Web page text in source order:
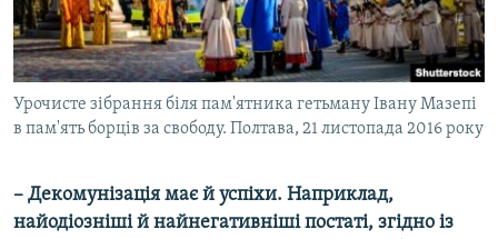
Урочисте зібрання біля пам'ятника гетьману Івану Мазепі
в пам'ять борців за свободу. Полтава, 21 листопада 2016 року
– Декомунізація має й успіхи. Наприклад,
найодіозніші й найнегативніші постаті, згідно із